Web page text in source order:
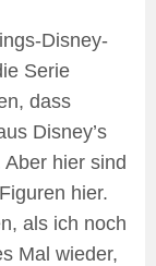
Disney-
Serie
dass
Disney’s
hier sind
hier.
als ich noch
Mal wieder,